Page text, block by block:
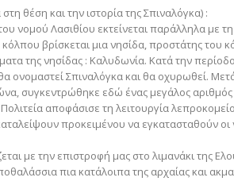
θέση και την ιστορία της Σπιναλόγκα) :
νομού Λασιθίου εκτείνεται παράλληλα με
βρίσκεται μια νησίδα, προστάτης του
της νησίδας : Καλυδωνία. Κατά την
ονομαστεί Σπιναλόγκα και θα οχυρωθεί.
συγκεντρώθηκε εδώ ένας μεγάλος αριθμός
αποφάσισε τη λειτουργία
προκειμένου να εγκατασταθούν οι
με την επιστροφή μας στο λιμανάκι
πια κατάλοιπα της αρχαίας και